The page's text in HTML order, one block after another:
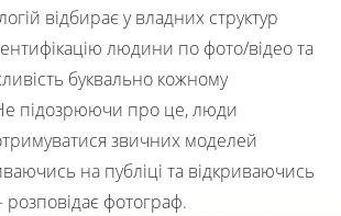
відбирає у владних структур
людини по фото/відео та
буквально кожному
підозрюючи про це, люди
звичних моделей
на публіці та відкриваючись
фотограф.